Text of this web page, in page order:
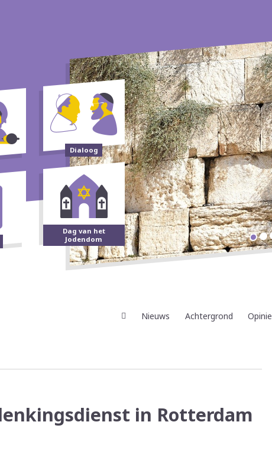
Dialoog
Dag van het
Jodendom
Nieuws Achtergrond Opinie
in Rotterdam